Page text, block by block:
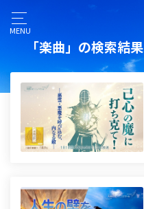
MENU
「楽曲」の検索結果